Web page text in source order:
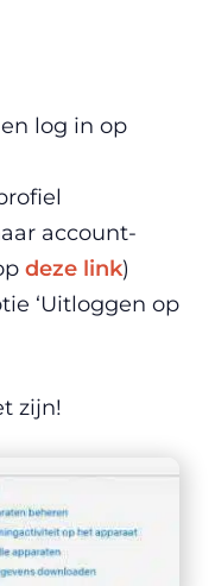
log in op
account-
deze link)
‘Uitloggen op
zijn!